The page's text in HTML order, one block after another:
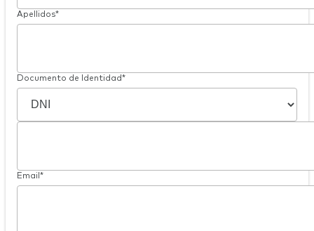
Apellidos*
Documento de Identidad*
Email*